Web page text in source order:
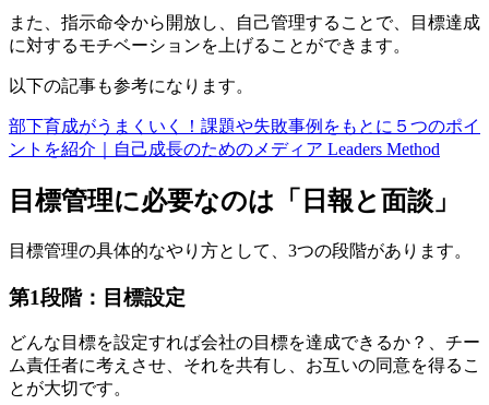
また、指示命令から開放し、自己管理することで、目標達成
に対するモチベーションを上げることができます。
以下の記事も参考になります。
部下育成がうまくいく！ 課題や失敗事例をもとに５つのポイ
ントを紹介｜
自己成長のためのメディア Leaders Method
目標管理に必要なのは「日報と面談」
目標管理の具体的なやり方として、3つの段階があります。
第1段階：目標設定
どんな目標を設定すれば会社の目標を達成できるか？、チー
ム責任者に考えさせ、それを共有し、お互いの同意を得るこ
とが大切です。